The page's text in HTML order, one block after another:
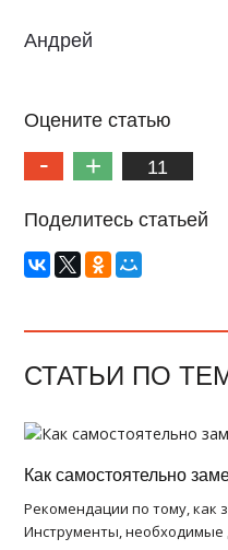
Андрей
Оцените статью
11
Поделитесь статьей
СТАТЬИ ПО
Как самостоятельно
Рекомендации по тому, как
Инструменты, необходимые